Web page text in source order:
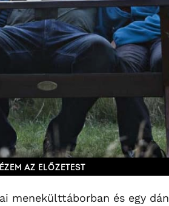
AZ ELŐZETEST
menekülttáborban és egy